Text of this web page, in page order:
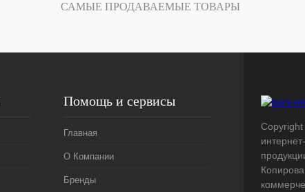
САМЫЕ ПРОДАВАЕМЫЕ ТОВАРЫ
Помощь и сервисы
Главная
О Компании
Бренды